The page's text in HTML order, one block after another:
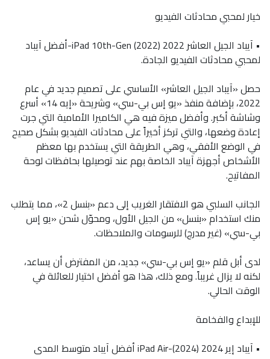
خيار لمحبي محادثات الفيديو
• آيباد الجيل العاشر 2022 (2022) iPad 10th-Gen-أفضل آيباد
لمحبي محادثات الفيديو الجادة.
حصل «آيباد الجيل العاشر» الأساسي على تصميم جديد في عام
2022، بإضافة منفذ «يو إس بي-سي» وشريحة «إيه 14» أسرع
وشاشة أكبر. وأفضل ميزة فيه هي الكاميرا الأمامية التي جرت
إعادة وضعها، والتي تركز أخيراً على محادثات الفيديو بشكل صحيح
في الوضع الأفقي، وهي الطريقة التي يستخدم بها معظم
الأشخاص أجهزة آيباد الخاصة بهم عند توصيلها بحافظات لوحة
المفاتيح.
الجانب السلبي هو الافتقار الغريب إلى دعم «بنسل 2»، مما يتطلب
منك استخدام «بنسل» من الجيل الأول، ومحوّل شحن «يو إس
بي-سي» (غير مدرج) للرسومات والملاحظات.
لدى أبل قلم «يو إس بي-سي» جديد، من المفترض أن يساعد،
لكنه لا يزال غريباً. ومع ذلك، هذا هو أفضل اختيار للعائلة في
الوقت الحالي.
للإبداع والفخامة
• آيباد إير 2024 (2024)-iPad Air أفضل آيباد متوسط المدى